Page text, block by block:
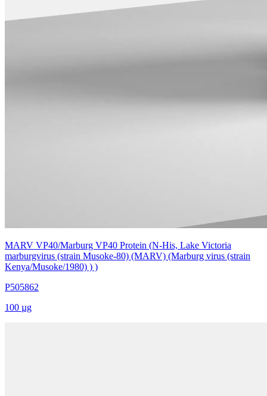
MARV VP40/Marburg VP40 Protein (N-His, Lake Victoria
marburgvirus (strain Musoke-80) (MARV) (Marburg virus (strain
Kenya/Musoke/1980) ) )
P505862
100 µg